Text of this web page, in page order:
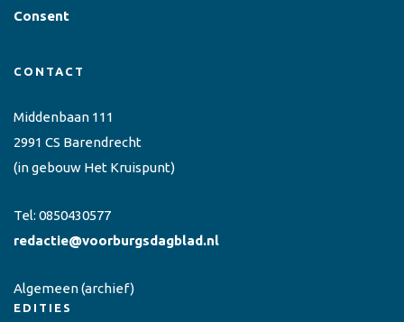
Consent
CONTACT
Middenbaan 111
2991 CS Barendrecht
(in gebouw Het Kruispunt)
Tel: 0850430577
redactie@voorburgsdagblad.nl
Algemeen(archief)
EDITIES